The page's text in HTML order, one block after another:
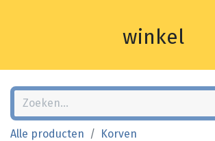
winkel
Alle producten
Korven